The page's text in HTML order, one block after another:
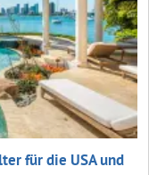
für die USA und